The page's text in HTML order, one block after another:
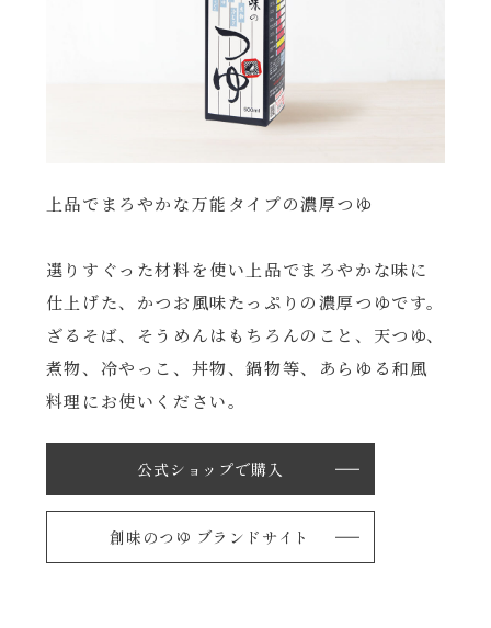
上品でまろやかな万能タイプの濃厚つゆ
選りすぐった材料を使い上品でまろやかな味に
仕上げた、かつお風味たっぷりの濃厚つゆです。
ざるそば、そうめんはもちろんのこと、天つゆ、
煮物、冷やっこ、丼物、鍋物等、あらゆる和風
料理にお使いください。
公式ショップで購入
創味のつゆ ブランドサイト